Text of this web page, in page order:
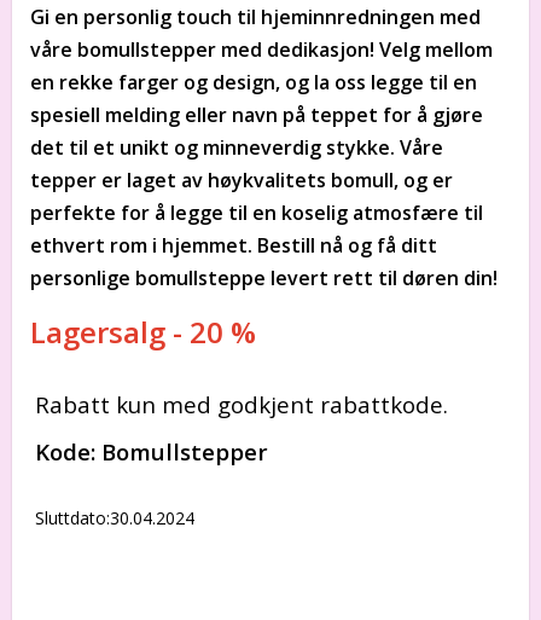
Gi en personlig touch til hjeminnredningen med
våre bomullstepper med dedikasjon! Velg mellom
en rekke farger og design, og la oss legge til en
spesiell melding eller navn på teppet for å gjøre
det til et unikt og minneverdig stykke. Våre
tepper er laget av høykvalitets bomull, og er
perfekte for å legge til en koselig atmosfære til
ethvert rom i hjemmet. Bestill nå og få ditt
personlige bomullsteppe levert rett til døren din!
Lagersalg - 20 %
Rabatt kun med godkjent rabattkode.
Kode: Bomullstepper
Sluttdato:30.04.2024